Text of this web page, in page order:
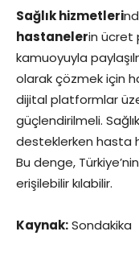
Sağlık hizmetleri
hastanelerin ücret
kamuoyuyla
olarak çözmek için
dijital platformlar
güçlendirilmeli.
desteklerken hasta
Bu denge,
erişilebilir kılabilir.
Kaynak:Sondakika